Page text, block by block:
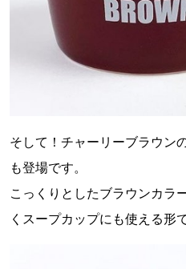
そして！チャーリーブラウン
も登場です。
こっくりとしたブラウンカラ
くスープカップにも使える形